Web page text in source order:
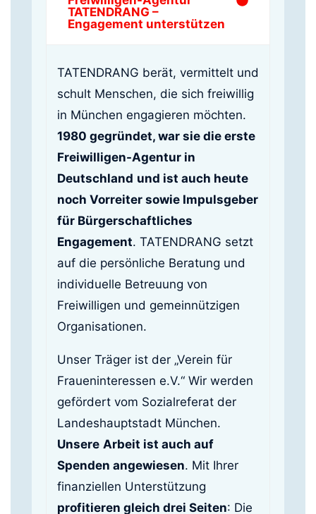
TATENDRANG –
Engagement unterstützen
TATENDRANG berät, vermittelt und
schult Menschen, die sich freiwillig
in München engagieren möchten.
1980 gegründet, war sie die erste
Freiwilligen-Agentur in
Deutschland und ist auch heute
noch Vorreiter sowie Impulsgeber
für Bürgerschaftliches
Engagement. TATENDRANG setzt
auf die persönliche Beratung und
individuelle Betreuung von
Freiwilligen und gemeinnützigen
Organisationen.
Unser Träger ist der „Verein für
Fraueninteressen e.V.“ Wir werden
gefördert vom Sozialreferat der
Landeshauptstadt München.
Unsere Arbeit ist auch auf
Spenden angewiesen. Mit Ihrer
finanziellen Unterstützung
profitieren gleich drei Seiten: Die